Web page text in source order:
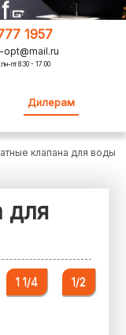
1957
пт 8:30 - 17:00
Дилерам
клапана для воды
для
1 1/4 1/2